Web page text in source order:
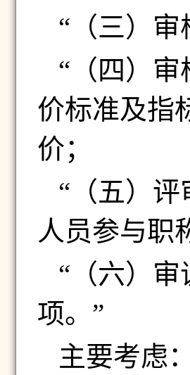
“（三）
“（四）
价标准及指
价；
“（五）
人员参与职
“（六）
项。”
主要考虑